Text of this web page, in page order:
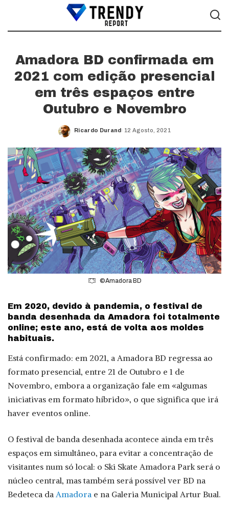
Amadora BD confirmada em
2021 com edição presencial
em três espaços entre
Outubro e Novembro
Posted
Ricardo Durand 12 Agosto, 2021
©Amadora BD
Em 2020, devido à pandemia, o festival de
banda desenhada da Amadora foi totalmente
online; este ano, está de volta aos moldes
habituais.
Está confirmado: em 2021, a Amadora BD regressa ao
formato presencial, entre 21 de Outubro e 1 de
Novembro, embora a organização fale em «algumas
iniciativas em formato híbrido», o que significa que irá
haver eventos online.
O festival de banda desenhada acontece ainda em três
espaços em simultâneo, para evitar a concentração de
visitantes num só local: o Ski Skate Amadora Park será o
núcleo central, mas também será possível ver BD na
Bedeteca da Amadora e na Galeria Municipal Artur Bual.